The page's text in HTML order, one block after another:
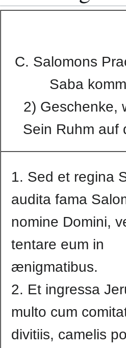
C. Salomons
Saba
2) Geschenke,
Sein Ruhm auf
1. Sed et regina
audita fama
nomine Domini,
tentare eum in
ænigmatibus.
2. Et ingressa
multo cum
divitiis, camelis